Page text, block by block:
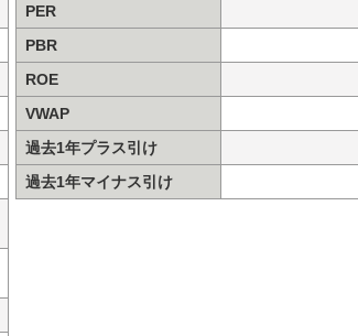
PER
PBR
ROE
VWAP
過去1年プラス引け
過去1年マイナス引け